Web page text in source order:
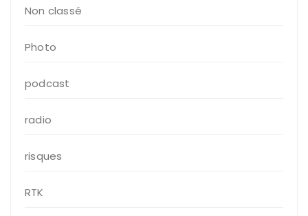
Non classé
Photo
podcast
radio
risques
RTK